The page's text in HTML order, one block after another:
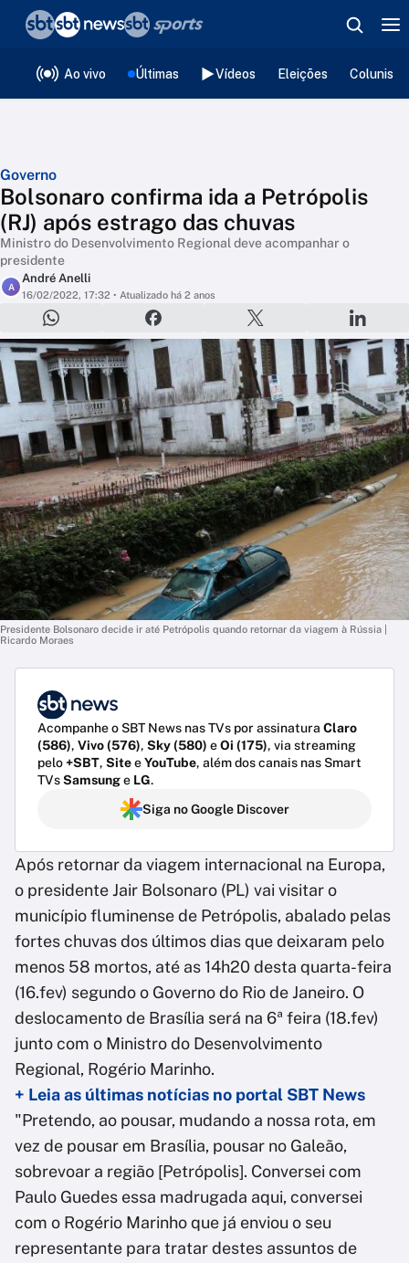
Ao vivo Últimas Vídeos Eleições
Governo
Bolsonaro confirma ida a Petrópolis
(RJ) após estrago das chuvas
Ministro do Desenvolvimento Regional deve acompanhar o
presidente
A
André Anelli
16/02/2022, 17:32 • Atualizado há 2 anos
Presidente Bolsonaro decide ir até Petrópolis quando retornar da viagem à Rússia |
Ricardo Moraes
Acompanhe o SBT News nas TVs por assinatura Claro
(586), Vivo (576), Sky (580) eOi (175), via streaming
pelo+SBT, SiteeYouTube, além dos canais nas Smart
TVsSamsunge LG.
Siga no Google Discover
Após retornar da viagem internacional na Europa,
o presidente Jair Bolsonaro (PL) vai visitar o
município fluminense de Petrópolis, abalado pelas
fortes chuvas dos últimos dias que deixaram pelo
menos 58 mortos, até as 14h20 desta quarta-feira
(16.fev) segundo o Governo do Rio de Janeiro. O
deslocamento de Brasília será na 6ª feira (18.fev)
junto com o Ministro do Desenvolvimento
Regional, Rogério Marinho.
+ Leia as últimas notícias no portal SBT News
"Pretendo, ao pousar, mudando a nossa rota, em
vez de pousar em Brasília, pousar no Galeão,
sobrevoar a região [Petrópolis]. Conversei com
Paulo Guedes essa madrugada aqui, conversei
com o Rogério Marinho que já enviou o seu
representante para tratar destes assuntos de
❮voltar
Editorias